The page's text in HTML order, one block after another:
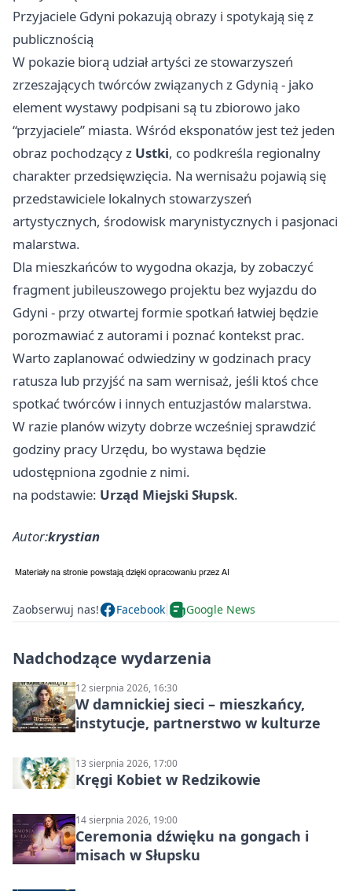
Przyjaciele Gdyni pokazują obrazy i spotykają się z
publicznością
W pokazie biorą udział artyści ze stowarzyszeń
zrzeszających twórców związanych z Gdynią - jako
element wystawy podpisani są tu zbiorowo jako
“przyjaciele” miasta. Wśród eksponatów jest też jeden
obraz pochodzący z Ustki, co podkreśla regionalny
charakter przedsięwzięcia. Na wernisażu pojawią się
przedstawiciele lokalnych stowarzyszeń
artystycznych, środowisk marynistycznych i pasjonaci
malarstwa.
Dla mieszkańców to wygodna okazja, by zobaczyć
fragment jubileuszowego projektu bez wyjazdu do
Gdyni - przy otwartej formie spotkań łatwiej będzie
porozmawiać z autorami i poznać kontekst prac.
Warto zaplanować odwiedziny w godzinach pracy
ratusza lub przyjść na sam wernisaż, jeśli ktoś chce
spotkać twórców i innych entuzjastów malarstwa.
W razie planów wizyty dobrze wcześniej sprawdzić
godziny pracy Urzędu, bo wystawa będzie
udostępniona zgodnie z nimi.
na podstawie: Urząd Miejski Słupsk.
Autor:krystian
Zaobserwuj nas! Facebook Google News
Nadchodzące wydarzenia
12 sierpnia 2026, 16:30
W damnickiej sieci – mieszkańcy,
instytucje, partnerstwo w kulturze
13 sierpnia 2026, 17:00
Kręgi Kobiet w Redzikowie
14 sierpnia 2026, 19:00
Ceremonia dźwięku na gongach i
misach w Słupsku